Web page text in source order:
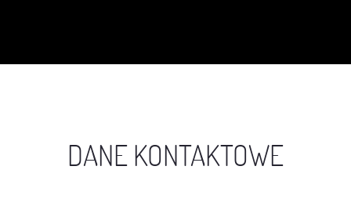
DANE KONTAKTOWE